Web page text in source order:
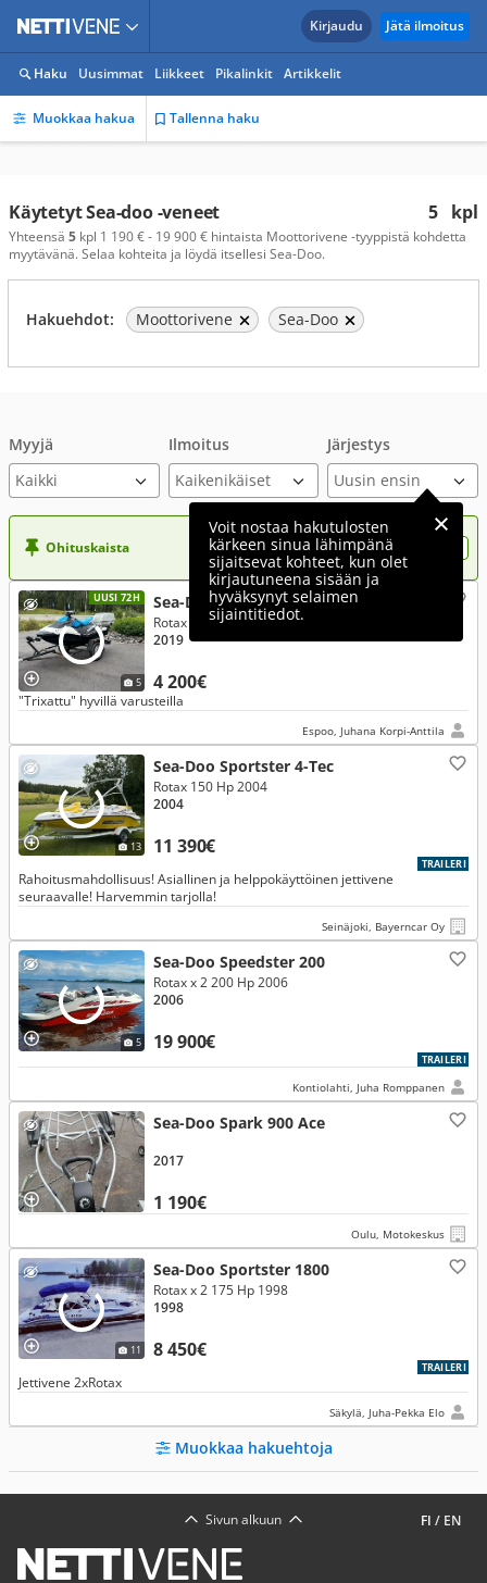
Kirjaudu Jätä ilmoitus
Haku Uusimmat Liikkeet Pikalinkit Artikkelit
Muokkaa hakua Tallenna haku
5 kpl
Käytetyt Sea-doo -veneet
Yhteensä 5 kpl 1 190 € - 19 900 € hintaista Moottorivene -tyyppistä kohdetta
myytävänä. Selaa kohteita ja löydä itsellesi Sea-Doo.
Hakuehdot: Moottorivene Sea-Doo
Myyjä Ilmoitus Järjestys
Voit nostaa hakutulosten
kärkeen sinua lähimpänä
sijaitsevat kohteet, kun olet
kirjautuneena sisään ja
hyväksynyt selaimen
sijaintitiedot.
Ohituskaista Nosta ilmoituksesi tähän?
UUSI 72H
5
Sea-Doo Spark 90hv
4 200€
Rotax
2019
"Trixattu" hyvillä varusteilla
Espoo, Juhana Korpi-Anttila
13
Sea-Doo Sportster 4-Tec
11 390€
Rotax 150 Hp 2004
2004
TRAILERI
Rahoitusmahdollisuus! Asiallinen ja helppokäyttöinen jettivene
seuraavalle! Harvemmin tarjolla!
Seinäjoki, Bayerncar Oy
5
Sea-Doo Speedster 200
19 900€
Rotax x 2 200 Hp 2006
2006
TRAILERI
Kontiolahti, Juha Romppanen
Sea-Doo Spark 900 Ace
1 190€
2017
Oulu, Motokeskus
11
Sea-Doo Sportster 1800
8 450€
Rotax x 2 175 Hp 1998
1998
TRAILERI
Jettivene 2xRotax
Säkylä, Juha-Pekka Elo
Muokkaa hakuehtoja
FI / EN
Sivun alkuun